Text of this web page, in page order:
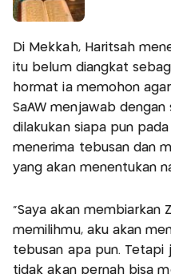
Di Mekkah, Haritsah
itu belum diangkat
hormat ia memohon
SaAW menjawab
dilakukan siapa pun
menerima tebusan dan
yang akan menentukan
“Saya akan membiarkan
memilihmu, aku akan
tebusan apa pun. Tetapi
tidak akan pernah bisa